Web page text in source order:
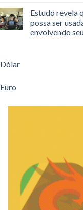
Estudo revela
possa ser
envolvendo
Dólar
Euro